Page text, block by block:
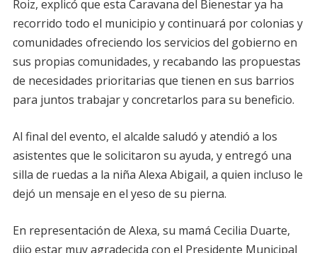
Roiz, explicó que esta Caravana del Bienestar ya ha
recorrido todo el municipio y continuará por colonias y
comunidades ofreciendo los servicios del gobierno en
sus propias comunidades, y recabando las propuestas
de necesidades prioritarias que tienen en sus barrios
para juntos trabajar y concretarlos para su beneficio.
Al final del evento, el alcalde saludó y atendió a los
asistentes que le solicitaron su ayuda, y entregó una
silla de ruedas a la niña Alexa Abigail, a quien incluso le
dejó un mensaje en el yeso de su pierna.
En representación de Alexa, su mamá Cecilia Duarte,
dijo estar muy agradecida con el Presidente Municipal